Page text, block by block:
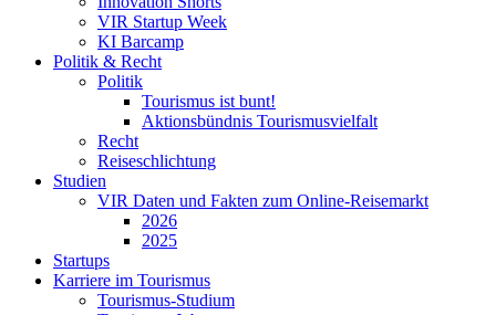
VIR Startup Week
KI Barcamp
Politik & Recht
Politik
Tourismus ist bunt!
Aktionsbündnis Tourismusvielfalt
Recht
Reiseschlichtung
Studien
VIR Daten und Fakten zum Online-Reisemarkt
2026
2025
Startups
Karriere im Tourismus
Tourismus-Studium